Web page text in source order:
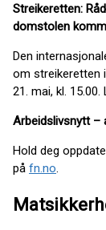
Streikeretten:
domstolen
Den
om streikeretten
21. mai, kl.
Arbeidslivsnytt –
Hold deg
på fn.no